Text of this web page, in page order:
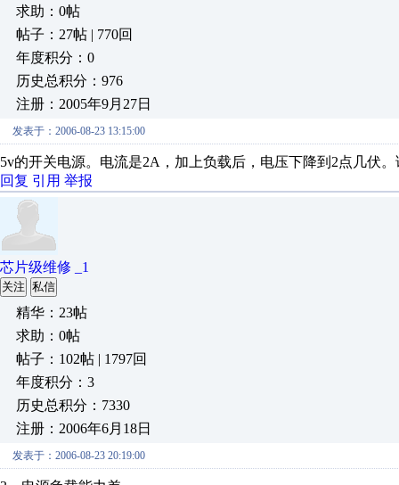
求助：0帖
帖子：27帖 | 770回
年度积分：0
历史总积分：976
注册：2005年9月27日
发表于：2006-08-23 13:15:00
5v的开关电源。电流是2A，加上负载后，电压下降到2点几伏
回复 引用 举报
芯片级维修 _1
关注 私信
精华：23帖
求助：0帖
帖子：102帖 | 1797回
年度积分：3
历史总积分：7330
注册：2006年6月18日
发表于：2006-08-23 20:19:00